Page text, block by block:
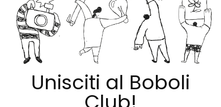
Unisciti al Boboli